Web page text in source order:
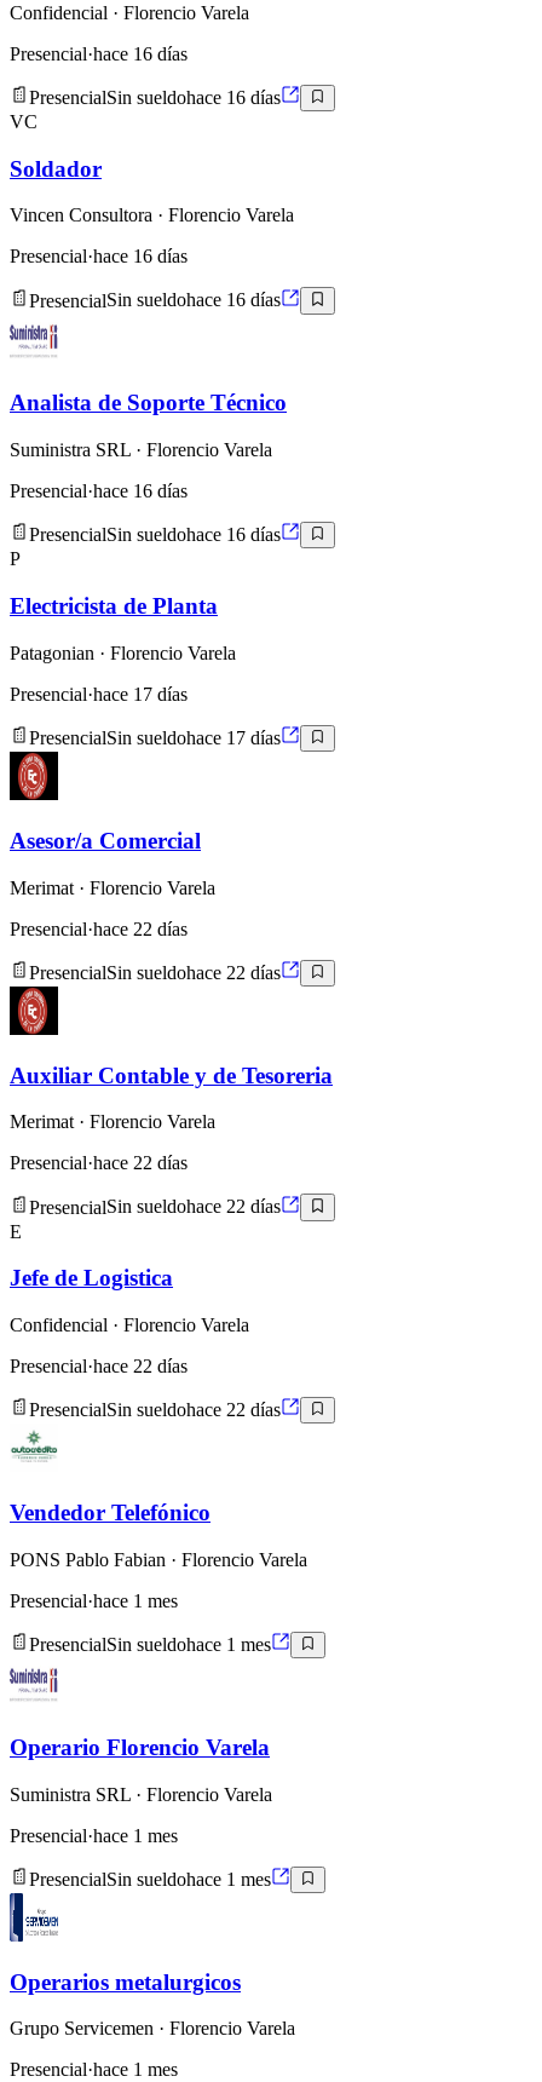
Confidencial · Florencio Varela
Presencial·hace 16 días
PresencialSin sueldohace 16 días
VC
Soldador
Vincen Consultora · Florencio Varela
Presencial·hace 16 días
PresencialSin sueldohace 16 días
Analista de Soporte Técnico
Suministra SRL · Florencio Varela
Presencial·hace 16 días
PresencialSin sueldohace 16 días
P
Electricista de Planta
Patagonian · Florencio Varela
Presencial·hace 17 días
PresencialSin sueldohace 17 días
Asesor/a Comercial
Merimat · Florencio Varela
Presencial·hace 22 días
PresencialSin sueldohace 22 días
Auxiliar Contable y de Tesoreria
Merimat · Florencio Varela
Presencial·hace 22 días
PresencialSin sueldohace 22 días
E
Jefe de Logistica
Confidencial · Florencio Varela
Presencial·hace 22 días
PresencialSin sueldohace 22 días
Vendedor Telefónico
PONS Pablo Fabian · Florencio Varela
Presencial·hace 1 mes
PresencialSin sueldohace 1 mes
Operario Florencio Varela
Suministra SRL · Florencio Varela
Presencial·hace 1 mes
PresencialSin sueldohace 1 mes
Operarios metalurgicos
Grupo Servicemen · Florencio Varela
Presencial·hace 1 mes